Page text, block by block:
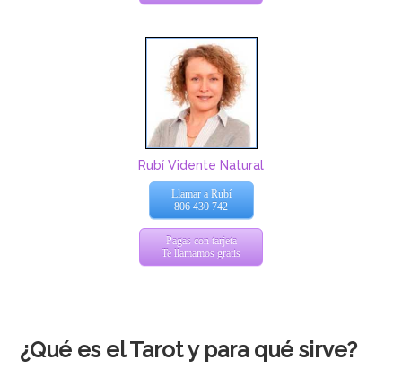
Rubí Vidente Natural
Llamar a Rubí
806 430 742
Pagas con tarjeta
Te llamamos gratis
¿Qué es el Tarot y para qué sirve?